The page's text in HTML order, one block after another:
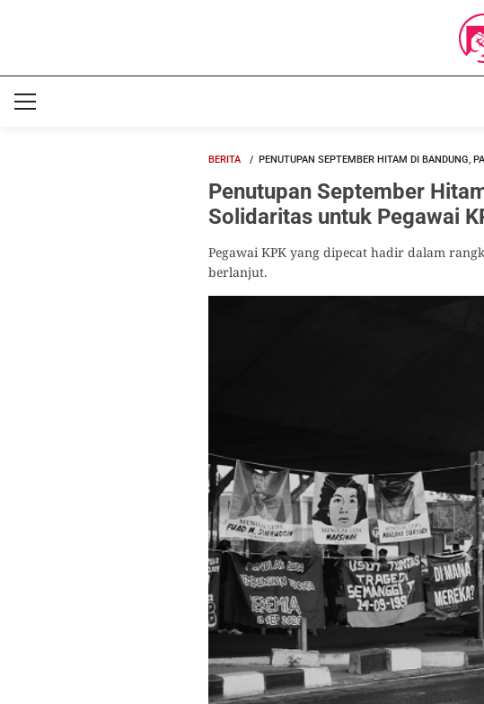
BERITA PENUTUPAN SEPTEMBER HITAM DI BANDUNG,
Penutupan September
Solidaritas untuk Pegawai
Pegawai KPK yang dipecat hadir dalam
berlanjut.